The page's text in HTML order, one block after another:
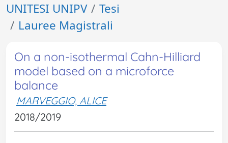
UNITESI UNIPV
Tesi
Lauree Magistrali
On a non-isothermal Cahn-Hilliard
model based on a microforce
balance
MARVEGGIO, ALICE
2018/2019